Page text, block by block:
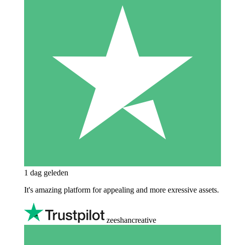
1 dag geleden
It's amazing platform for appealing and more exressive assets.
zeeshancreative